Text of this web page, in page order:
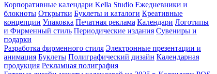
Корпоративные календари Kella Studio Ежедневники и
блокноты Открытки Буклеты и каталоги Креативные
концепции Упаковка Печатная реклама Календари Логотипы
и Фирменный стиль Периодические издания Сувениры и
подарки
Разработка фирменного стиля Электронные презентации и
анимация Буклеты Полиграфический дизайн Календарная
продукция Рекламная полиграфия